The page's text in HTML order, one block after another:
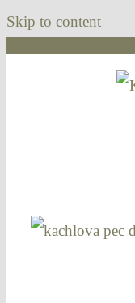
Skip to content